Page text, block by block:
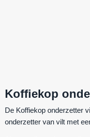
Koffiekop
De Koffiekop onderzetter
onderzetter van vilt met